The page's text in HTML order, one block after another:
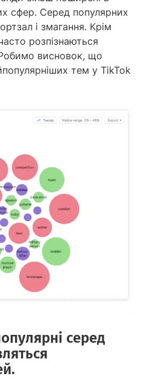
сфер. Серед популярних
і змагання. Крім
розпізнаються
висновок, що
тем у TikTok
серед